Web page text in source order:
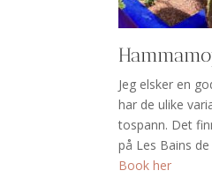
Jeg elsker en
har de ulike
tospann. Det
på Les Bains
Book her